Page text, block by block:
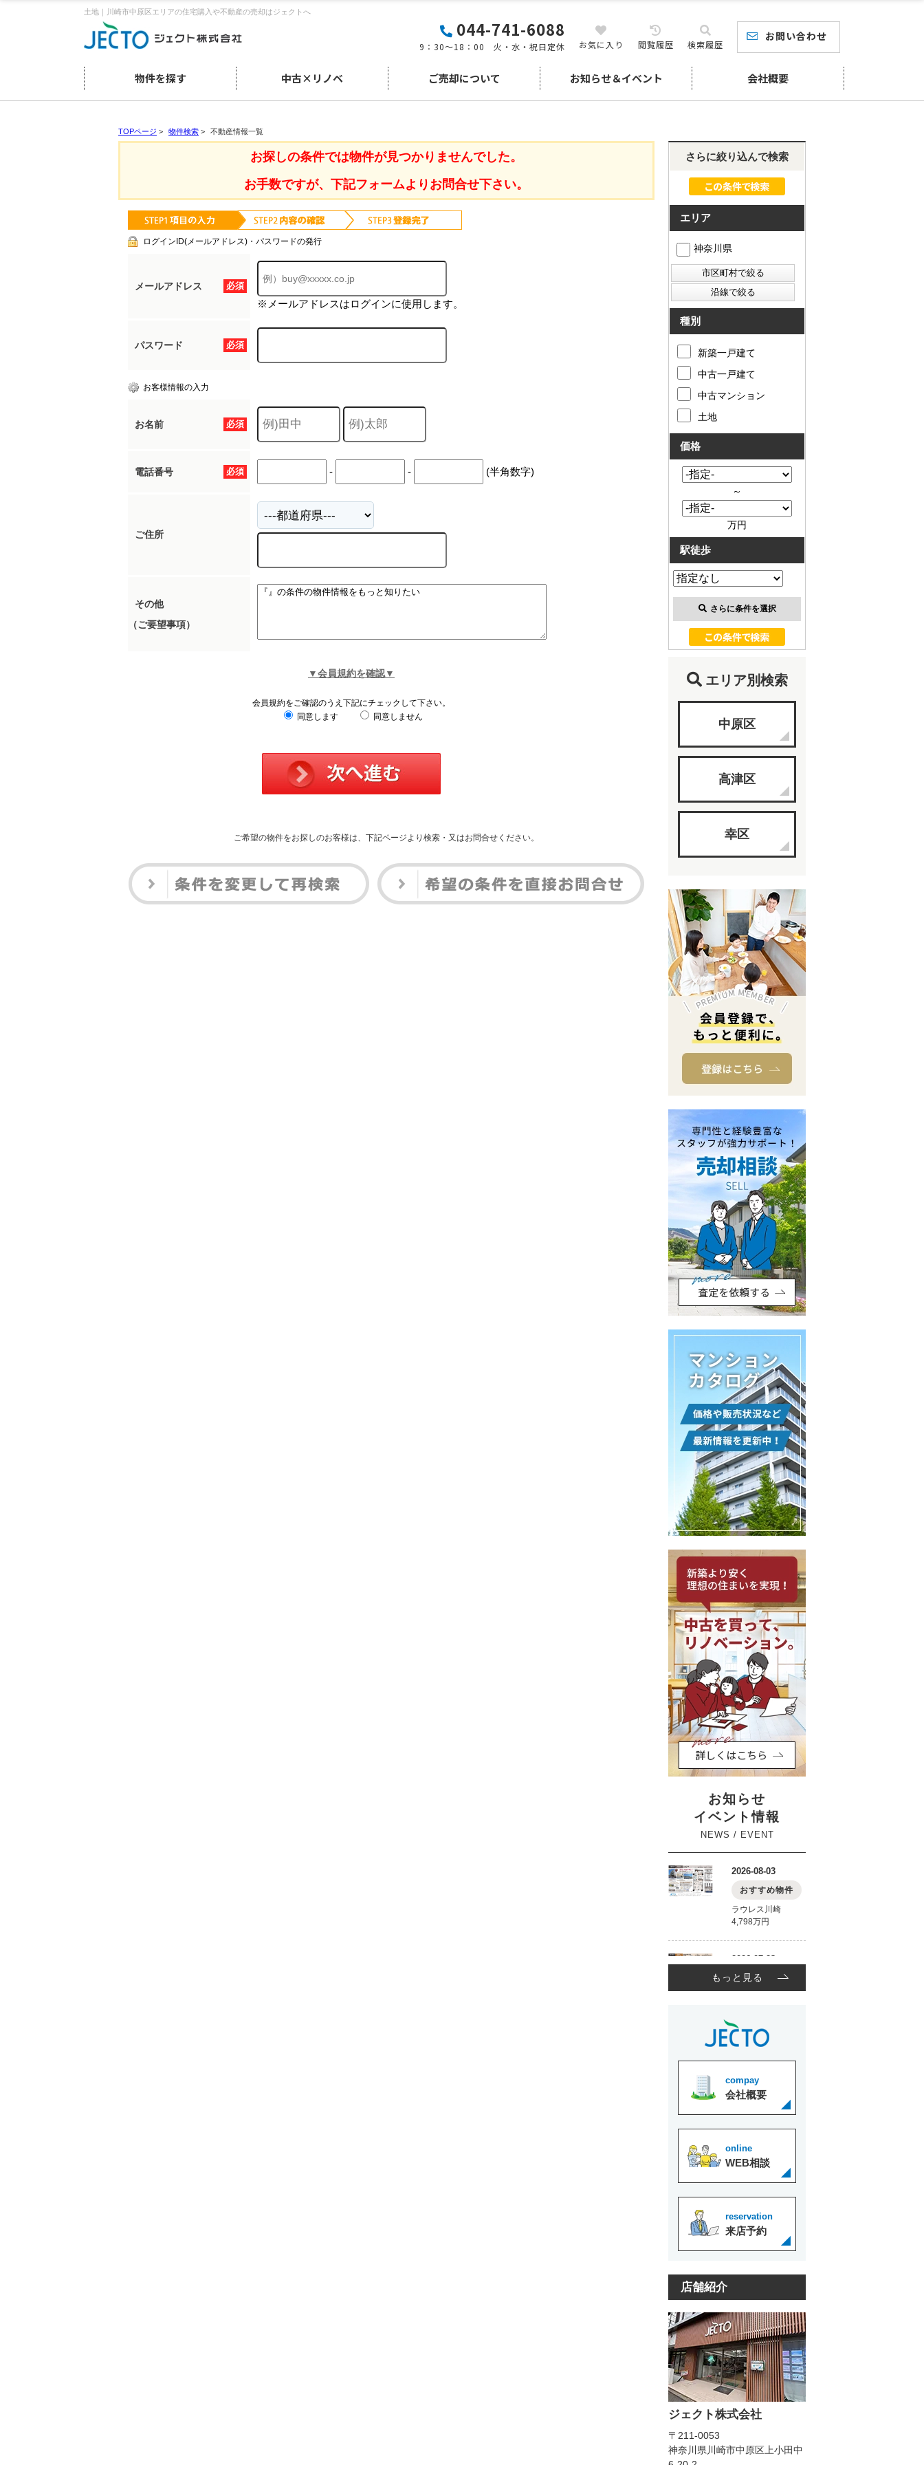
土地｜川崎市中原区エリアの住宅購入や不動産の売却はジェクトへ
044-741-6088
9：30～18：00 火・水・祝日定休 お気に入り 閲覧履歴 検索履歴
お問い合わせ
物件を探す 中古×リノベ ご売却について お知らせ＆イベント 会社概要
TOPページ > 物件検索 > 不動産情報一覧
お探しの条件では物件が見つかりませんでした。
お手数ですが、下記フォームよりお問合せ下さい。
ログインID(メールアドレス)・パスワードの発行
必須
メールアドレス
※メールアドレスはログインに使用します。
必須
パスワード
お客様情報の入力
必須
お名前
必須
電話番号 - - (半角数字)
ご住所
その他
（ご要望事項）
▼会員規約を確認▼
会員規約をご確認のうえ下記にチェックして下さい。
同意します
同意しません
ご希望の物件をお探しのお客様は、下記ページより検索・又はお問合せください。
さらに絞り込んで検索
エリア
神奈川県
種別
新築一戸建て
中古一戸建て
中古マンション
土地
価格
～
万円
駅徒歩
さらに条件を選択
エリア別検索
中原区
高津区
幸区
お知らせ
イベント情報
NEWS / EVENT
もっと見る
compay
会社概要
online
WEB相談
reservation
来店予約
店舗紹介
ジェクト株式会社
〒211-0053
神奈川県川崎市中原区上小田中